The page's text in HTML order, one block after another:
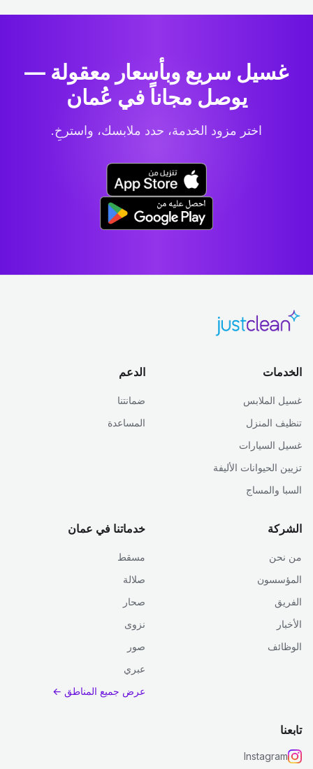
غسيل سريع وبأسعار معقولة —
يوصل مجاناً في عُمان
اختر مزود الخدمة، حدد ملابسك، واسترخِ.
الخدمات
غسيل الملابس
تنظيف المنزل
غسيل السيارات
تزيين الحيوانات الأليفة
السبا والمساج
الدعم
ضمانتنا
المساعدة
الشركة
من نحن
المؤسسون
الفريق
الأخبار
الوظائف
خدماتنا في عمان
مسقط
صلالة
صحار
نزوى
صور
عبري
عرض جميع المناطق ←
تابعنا
Instagram